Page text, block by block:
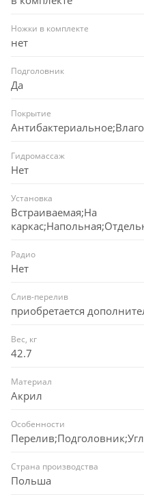
Ножки в комплекте
нет
Подголовник
Да
Покрытие
Гидромассаж
Нет
Установка
Встраиваемая;На
Радио
Нет
Слив-перелив
приобретается
Вес, кг
42.7
Материал
Акрил
Особенности
Страна производства
Польша